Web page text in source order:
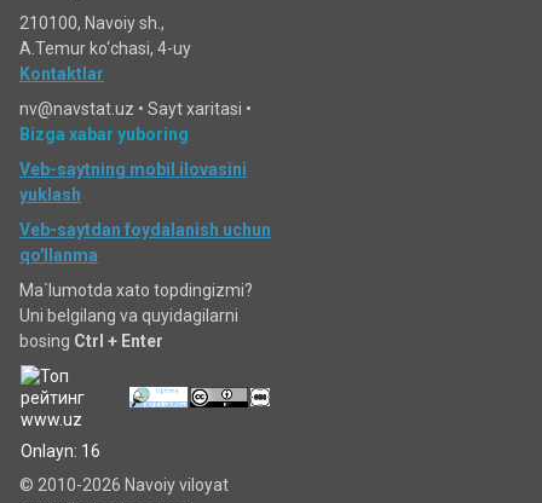
210100, Navoiy sh.,
A.Temur ko‘chаsi, 4-uy
Kontaktlar
nv@navstat.uz • Sayt xaritasi •
Bizga xabar yuboring
Veb-saytning mobil ilovasini
yuklash
Veb-saytdan foydalanish uchun
qo'llanma
Ma`lumotda xato topdingizmi?
Uni belgilang va quyidagilarni
bosing Ctrl + Enter
Onlayn: 16
© 2010-2026 Navoiy viloyat